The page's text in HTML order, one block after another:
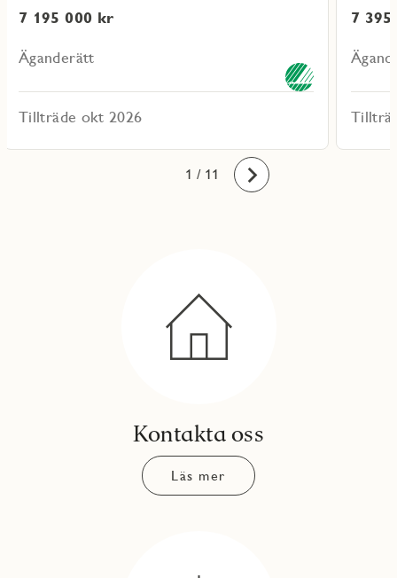
7 195 000 kr
Äganderätt
Tillträde okt 2026
7
1
2
3
4
5
6
7
8
9
10
11 / 11 Framåt
Kontakta oss
Läs mer